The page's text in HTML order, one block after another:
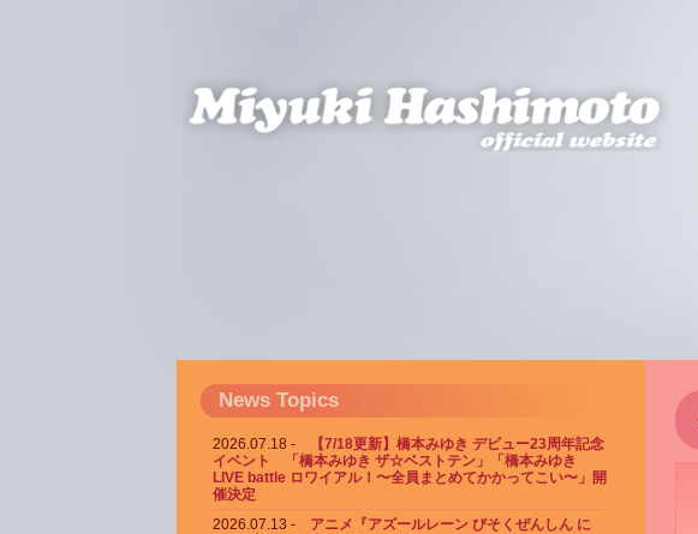
News Topics
2026.07.18
【7/18更新】橋本みゆき デビュー23周年記念
イベント 「橋本みゆき ザ☆ベストテン」「橋本みゆき
LIVE battle ロワイアル！〜全員まとめてかかってこい〜」開
催決定
2026.07.13
アニメ『アズールレーン びそくぜんしん に